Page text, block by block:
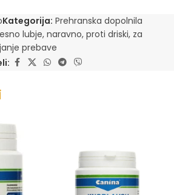
Kategorija: Prehranska dopolnila
lubje, naravno, proti driski, za
prebave